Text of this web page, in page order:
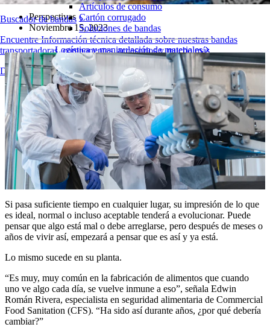
Buscador de bandas
Encuentre Información técnica detallada sobre nuestras bandas
transportadoras, componentes, accesorios y mucho más
Descripción general de los productos
Artículos de consumo
Cartón corrugado
Soluciones de bandas
Logística y manipulación de materiales
Comercio electrónico y distribución
Cartas y paquetes
Neumáticos y Automoción
Neumáticos
Transporte
Baterías de VE
Industrial
Visión general de las industrias
Perspectivas
Noviembre 15, 2023
Si pasa suficiente tiempo en cualquier lugar, su impresión de lo que
es ideal, normal o incluso aceptable tenderá a evolucionar. Puede
pensar que algo está mal o debe arreglarse, pero después de meses o
años de vivir así, empezará a pensar que es así y ya está.
Lo mismo sucede en su planta.
“Es muy, muy común en la fabricación de alimentos que cuando
uno ve algo cada día, se vuelve inmune a eso”, señala Edwin
Román Rivera, especialista en seguridad alimentaria de Commercial
Food Sanitation (CFS). “Ha sido así durante años, ¿por qué debería
cambiar?”